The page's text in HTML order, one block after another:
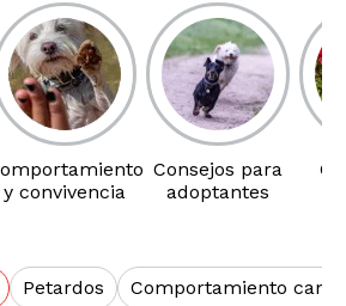
y convivencia
Consejos para
adoptantes
Petardos Comportamiento